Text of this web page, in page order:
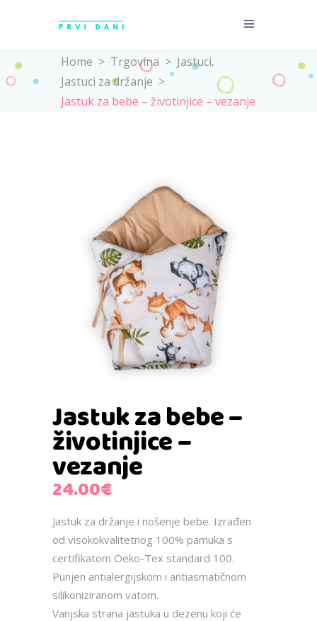
Home > Trgovina > Jastuci,
Jastuci za držanje >
Jastuk za bebe – životinjice – vezanje
Jastuk za bebe –
životinjice –
vezanje
24.00€
Jastuk za držanje i nošenje bebe. Izrađen
od visokokvalitetnog 100% pamuka s
certifikatom Oeko-Tex standard 100.
Punjen antialergijskom i antiasmatičnom
silikoniziranom vatom.
Vanjska strana jastuka u dezenu koji će